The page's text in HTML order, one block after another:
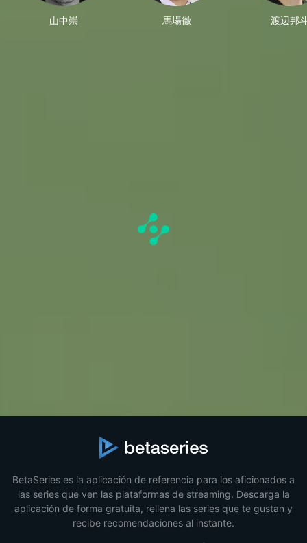
山中崇 馬場徹 渡辺邦
BetaSeries es la aplicación de referencia para los aficionados a
las series que ven las plataformas de streaming. Descarga la
aplicación de forma gratuita, rellena las series que te gustan y
recibe recomendaciones al instante.